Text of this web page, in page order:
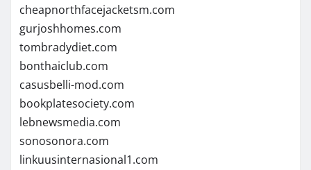
cheapnorthfacejacketsm.com
gurjoshhomes.com
tombradydiet.com
bonthaiclub.com
casusbelli-mod.com
bookplatesociety.com
lebnewsmedia.com
sonosonora.com
linkuusinternasional1.com